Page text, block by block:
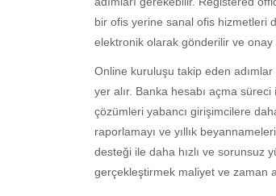
bir ofis yerine sanal ofis hizmetleri
elektronik olarak gönderilir ve onay
Online kuruluşu takip eden adımlar
yer alır. Banka hesabı açma
çözümleri yabancı girişimcilere
raporlamayı ve yıllık
desteği ile daha hızlı ve sorunsuz
gerçekleştirmek maliyet ve zaman